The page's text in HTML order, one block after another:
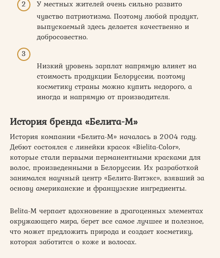
У местных жителей очень сильно развито
чувство патриотизма. Поэтому любой продукт,
выпускаемый здесь делается качественно и
добросовестно.
Низкий уровень зарплат напрямую влияет на
стоимость продукции Белоруссии, поэтому
косметику страны можно купить недорого, а
иногда и напрямую от производителя.
История бренда «Белита-М»
История компании «Белита-М» началась в 2004 году.
Дебют состоялся с линейки красок «Bielita-Color»,
которые стали первыми перманентными красками для
волос, произведенными в Белоруссии. Их разработкой
занимался научный центр «Белита-Витэкс», взявший за
основу американские и французские ингредиенты.
Belita-M черпает вдохновение в драгоценных элементах
окружающего мира, берет все самое лучшее и полезное,
что может предложить природа и создает косметику,
которая заботится о коже и волосах.